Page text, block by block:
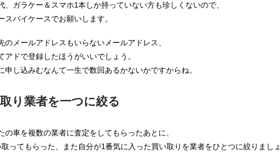
、ガラケー＆スマホ1本しか持っていない方も珍しくないので、
スバイケースでお願いします。
のメールアドレスもいらないメールアドレス、
アドで登録したほうがいいでしょう。
申し込みむなんて一生で数回あるかないかですからね。
り業者を一つに絞る
の車を複数の業者に査定をしてもらったあとに、
ってもらった、また自分が1番気に入った買い取りを業者をひとつに絞りましょ